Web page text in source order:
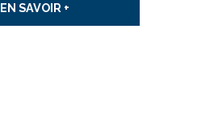
EN SAVOIR +